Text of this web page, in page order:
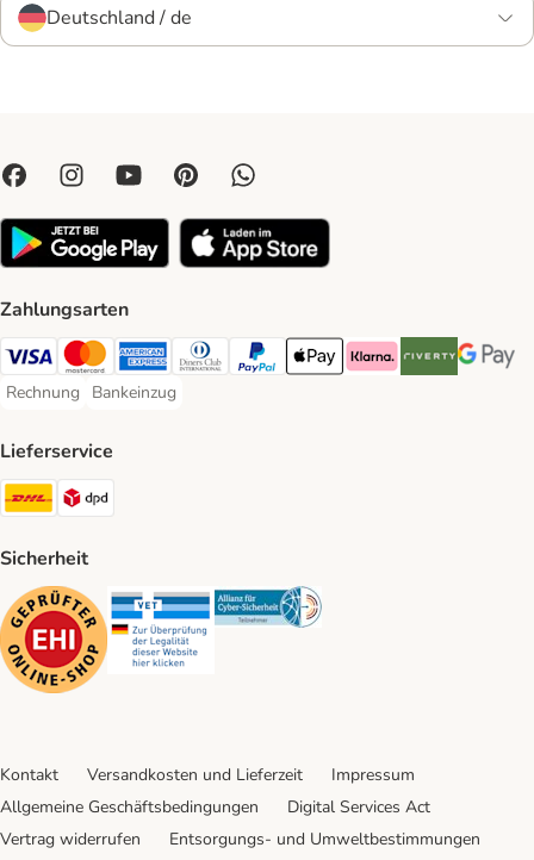
Deutschland / de
Zahlungsarten
Visa Payment Method
Mastercard Payment Method
American Express Payment Method
Diners Club Payment Method
PayPal Payment Method
Apple Pay Payment Method
Klarna Payment Method
Riverty Payment
Google
Rechnung
Rechnung Payment Method
Bankeinzug
Bankeinzug Payment Method
Lieferservice
DHL Shipping Method
Sicherheit
Security Security Security
Kontakt Versandkosten und Lieferzeit
Impressum
Allgemeine Geschäftsbedingungen
Digital Services Act
Vertrag widerrufen
Entsorgungs- und Umweltbestimmungen